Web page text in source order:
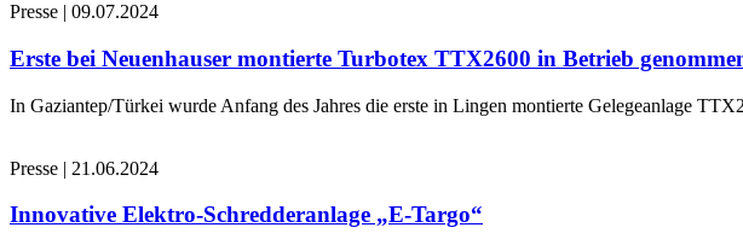
Presse | 09.07.2024
Erste bei Neuenhauser montierte Turbotex TTX2600 in Betrieb
In Gaziantep/Türkei wurde Anfang des Jahres die erste in Lingen montierte Gelegeanlage
Presse | 21.06.2024
Innovative Elektro-Schredderanlage „E-Targo“